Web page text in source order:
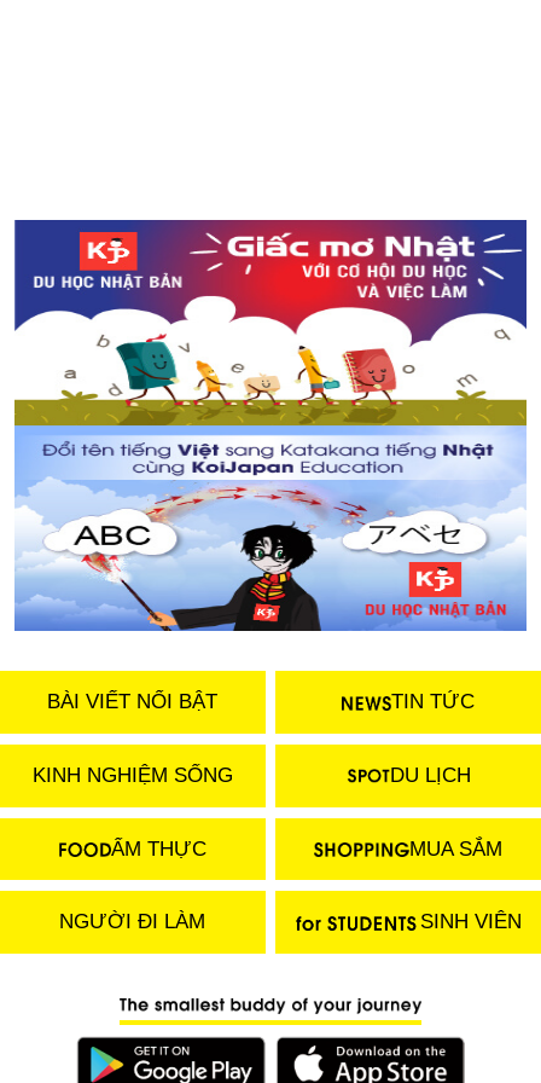
BÀI VIẾT NỔI BẬT TIN TỨC
KINH NGHIỆM SỐNG DU LỊCH
ẨM THỰC MUA SẮM
NGƯỜI ĐI LÀM SINH VIÊN